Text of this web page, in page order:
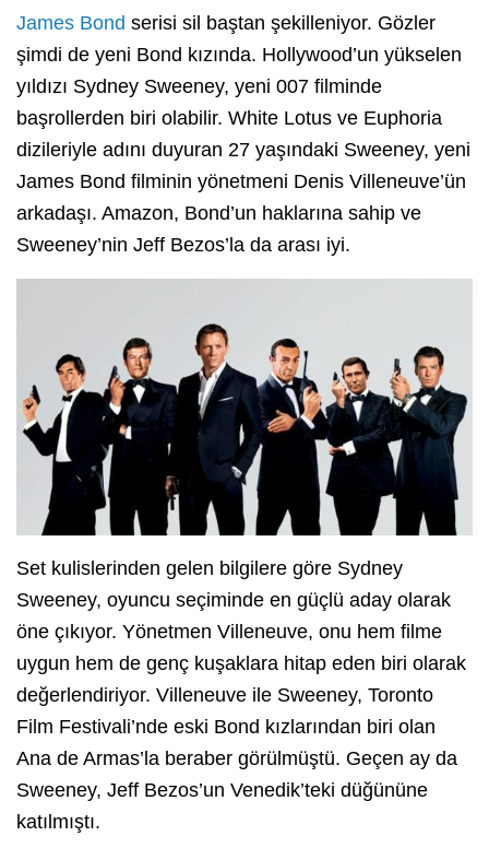
James Bond serisi sil baştan şekilleniyor. Gözler
şimdi de yeni Bond kızında. Hollywood’un yükselen
yıldızı Sydney Sweeney, yeni 007 filminde
başrollerden biri olabilir. White Lotus ve Euphoria
dizileriyle adını duyuran 27 yaşındaki Sweeney, yeni
James Bond filminin yönetmeni Denis Villeneuve’ün
arkadaşı. Amazon, Bond’un haklarına sahip ve
Sweeney’nin Jeff Bezos’la da arası iyi.
Set kulislerinden gelen bilgilere göre Sydney
Sweeney, oyuncu seçiminde en güçlü aday olarak
öne çıkıyor. Yönetmen Villeneuve, onu hem filme
uygun hem de genç kuşaklara hitap eden biri olarak
değerlendiriyor. Villeneuve ile Sweeney, Toronto
Film Festivali’nde eski Bond kızlarından biri olan
Ana de Armas’la beraber görülmüştü. Geçen ay da
Sweeney, Jeff Bezos’un Venedik’teki düğününe
katılmıştı.